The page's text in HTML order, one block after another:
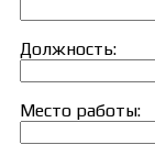
Должность:
Место работы: